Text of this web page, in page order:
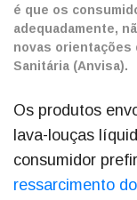
é que os
adequadamente,
novas orientações
Sanitária (Anvisa).
Os produtos
lava-louças
consumidor
ressarcimento